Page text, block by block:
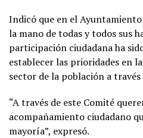
Indicó que en el
la mano de todas y todos sus
participación ciudadana ha
establecer las prioridades en
sector de la población a
“A través de este Comité
acompañamiento ciudadano
mayoría”, expresó.